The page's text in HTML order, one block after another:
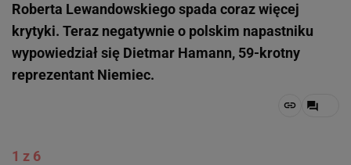
Roberta Lewandowskiego spada coraz więcej
krytyki. Teraz negatywnie o polskim napastniku
wypowiedział się Dietmar Hamann, 59-krotny
reprezentant Niemiec.
1 z 6